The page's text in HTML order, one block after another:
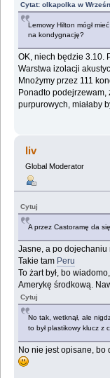
Cytat: olkapolka w
Lemowy Hilton mógł
na kondygnację?
OK, niech będzie 3.10.
Warstwa izolacji
Mnożymy przez 111
Ponadto podejrzewam,
purpurowych, miałaby
liv
Global Moderator
Cytuj
A przez Castoramę da
Jasne, a po
Takie tam Peru
To żart był, bo
Amerykę środkową.
Cytuj
No tak, wetknął, ale
to był plastikowy klucz z
No nie jest opisane, bo